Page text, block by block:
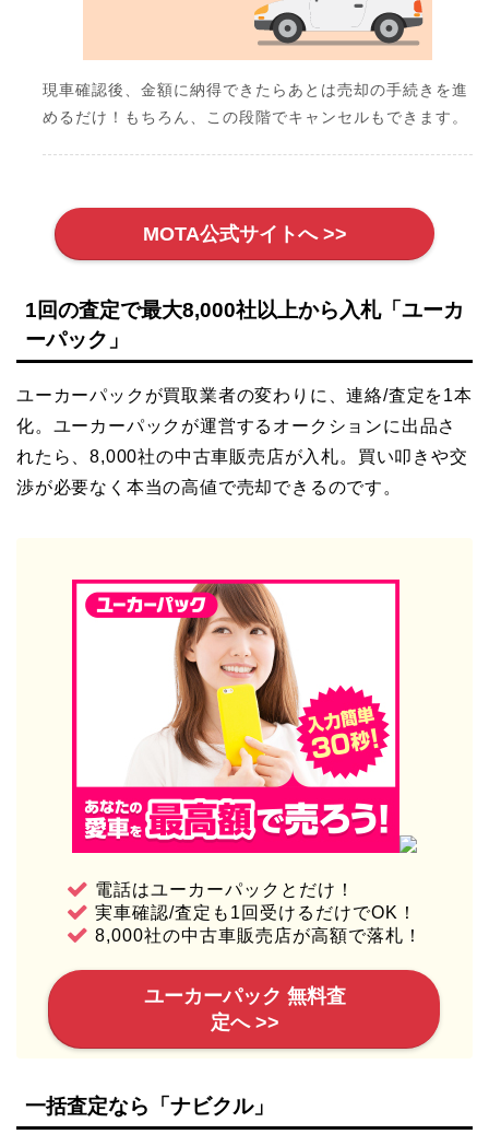
現車確認後、金額に納得できたらあとは売却の手続きを進
めるだけ！もちろん、この段階でキャンセルもできます。
MOTA公式サイトへ >>
1回の査定で最大8,000社以上から入札「ユーカ
ーパック」
ユーカーパックが買取業者の変わりに、連絡/査定を1本
化。ユーカーパックが運営するオークションに出品さ
れたら、8,000社の中古車販売店が入札。買い叩きや交
渉が必要なく本当の高値で売却できるのです。
電話はユーカーパックとだけ！
実車確認/査定も1回受けるだけでOK！
8,000社の中古車販売店が高額で落札！
ユーカーパック 無料査
定へ >>
一括査定なら「ナビクル」